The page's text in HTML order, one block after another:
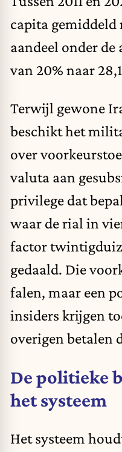
capita gemiddeld
aandeel onder de
van 20% naar
Terwijl gewone
beschikt het
over
valuta aan
privilege dat
waar de rial in
factor
gedaald. Die
falen, maar een
insiders krijgen
overigen betalen
De politieke
het systeem
Het systeem